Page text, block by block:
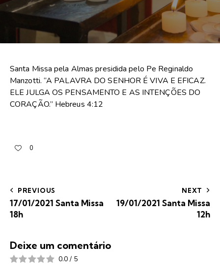
Santa Missa pela Almas presidida pelo Pe Reginaldo
Manzotti. “A PALAVRA DO SENHOR É VIVA E EFICAZ.
ELE JULGA OS PENSAMENTO E AS INTENÇÕES DO
CORAÇÃO.” Hebreus 4:12
0
PREVIOUS
17/01/2021 Santa Missa
18h
NEXT
19/01/2021 Santa Missa
12h
Deixe um comentário
0.0 / 5